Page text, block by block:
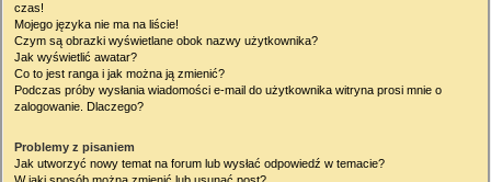
czas!
Mojego języka nie ma na liście!
Czym są obrazki wyświetlane obok nazwy użytkownika?
Jak wyświetlić awatar?
Co to jest ranga i jak można ją zmienić?
Podczas próby wysłania wiadomości e-mail do użytkownika witryna prosi mnie o
zalogowanie. Dlaczego?
Problemy z pisaniem
Jak utworzyć nowy temat na forum lub wysłać odpowiedź w temacie?